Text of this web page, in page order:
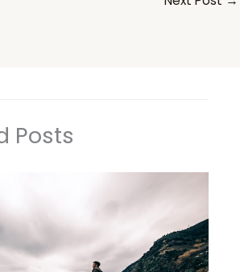
Posts